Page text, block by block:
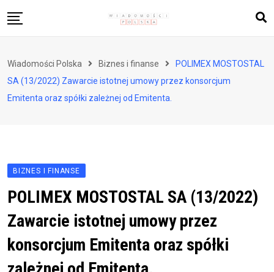
to
Zdrowie i styl życia
Polityka i społeczeństwo
Wiadomości Polska Biznes i finanse
POLIMEX MOSTOSTAL
SA (13/2022) Zawarcie istotnej umowy przez konsorcjum
Emitenta oraz spółki zależnej od Emitenta.
BIZNES I FINANSE
POLIMEX MOSTOSTAL SA (13/2022)
Zawarcie istotnej umowy przez
konsorcjum Emitenta oraz spółki